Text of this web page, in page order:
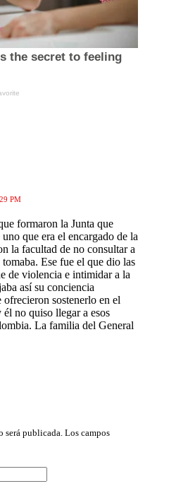
PM
formaron la Junta que
que era el encargado de la
la facultad de no consultar a
Ese fue el que dio las
de violencia e intimidar a la
así su conciencia
sostenerlo en el
no quiso llegar a esos
La familia del General
será publicada. Los campos